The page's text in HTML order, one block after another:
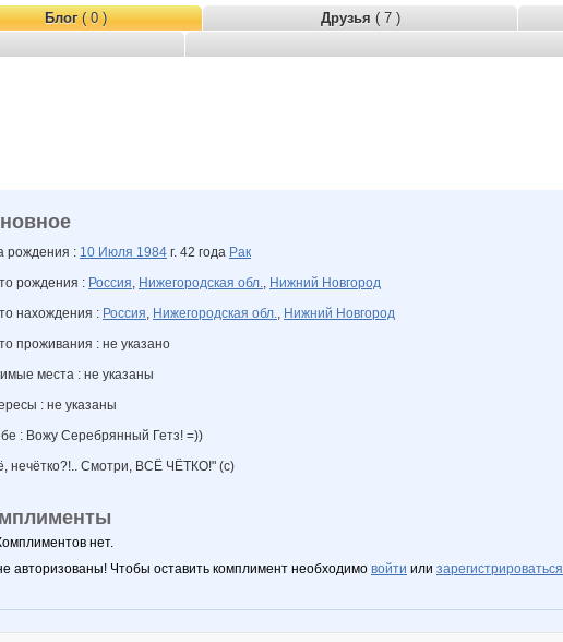
Блог( 0 ) Друзья ( 7 )
рождения : 10 Июля 1984 г. 42 года Рак
рождения : Россия, Нижегородская обл., Нижний Новгород
нахождения : Россия, Нижегородская обл., Нижний Новгород
проживания : не указано
места : не указаны
: не указаны
: Вожу Серебрянный Гетз! =))
нечётко?!.. Смотри, ВСЁ ЧЁТКО!" (с)
нет.
авторизованы! Чтобы оставить комплимент необходимо войти или зарегистрироваться